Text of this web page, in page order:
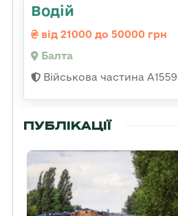
Водій
від 21000 до 50000 грн
Балта
Військова частина А1559
ПУБЛІКАЦІЇ